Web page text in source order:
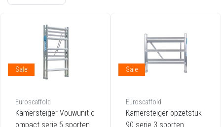
Sale
Euroscaffold
Kamersteiger Vouwunit c
ompact serie 5 sporten
Sale
Euroscaffold
Kamersteiger opzetstuk
90 serie 3 sporten